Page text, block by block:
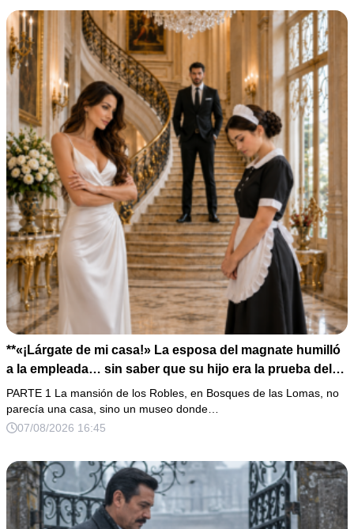
**«¡Lárgate de mi casa!» La esposa del magnate humilló
a la empleada… sin saber que su hijo era la prueba del
secreto que todos habían enterrado*
PARTE 1 La mansión de los Robles, en Bosques de las Lomas, no
parecía una casa, sino un museo donde…
07/08/2026 16:45